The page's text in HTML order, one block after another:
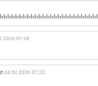
07:26
04.02.2026 07:22